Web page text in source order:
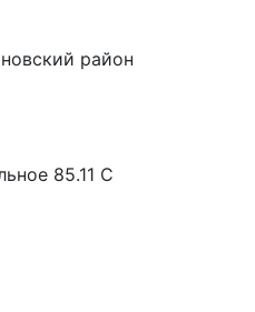
район
85.11 C